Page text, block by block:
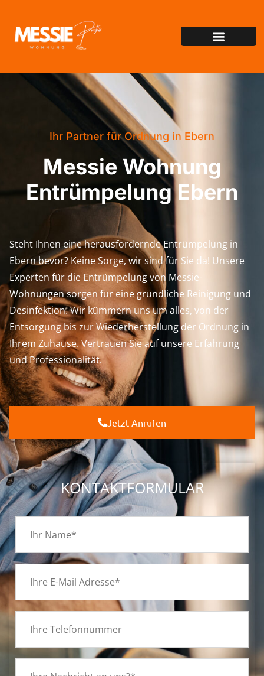
Ihr Partner für Ordnung in Ebern
Messie Wohnung
Entrümpelung Ebern
Steht Ihnen eine herausfordernde Entrümpelung in
Ebern bevor? Keine Sorge, wir sind für Sie da! Unsere
Experten für die Entrümpelung von Messie-
Wohnungen sorgen für eine gründliche Reinigung und
Desinfektion. Wir kümmern uns um alles, von der
Entsorgung bis zur Wiederherstellung der Ordnung in
Ihrem Zuhause. Vertrauen Sie auf unsere Erfahrung
und Professionalität.
Jetzt Anrufen
KONTAKTFORMULAR